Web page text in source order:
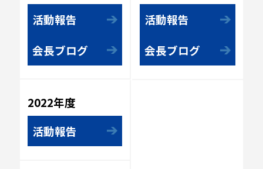
活動報告
会長ブログ
活動報告
会長ブログ
2022年度
活動報告